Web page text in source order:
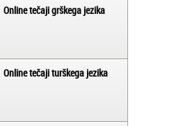
Online tečaji grškega jezika
Online tečaji turškega jezika